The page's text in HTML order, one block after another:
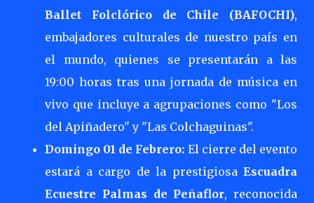
Ballet Folclórico de Chile (BAFOCHI),
embajadores culturales de nuestro país en
el mundo, quienes se presentarán a las
19:00 horas tras una jornada de música en
vivo que incluye a agrupaciones como "Los
del Apiñadero" y "Las Colchaguinas".
Domingo 01 de Febrero: El cierre del evento
estará a cargo de la prestigiosa Escuadra
Ecuestre Palmas de Peñaflor, reconocida